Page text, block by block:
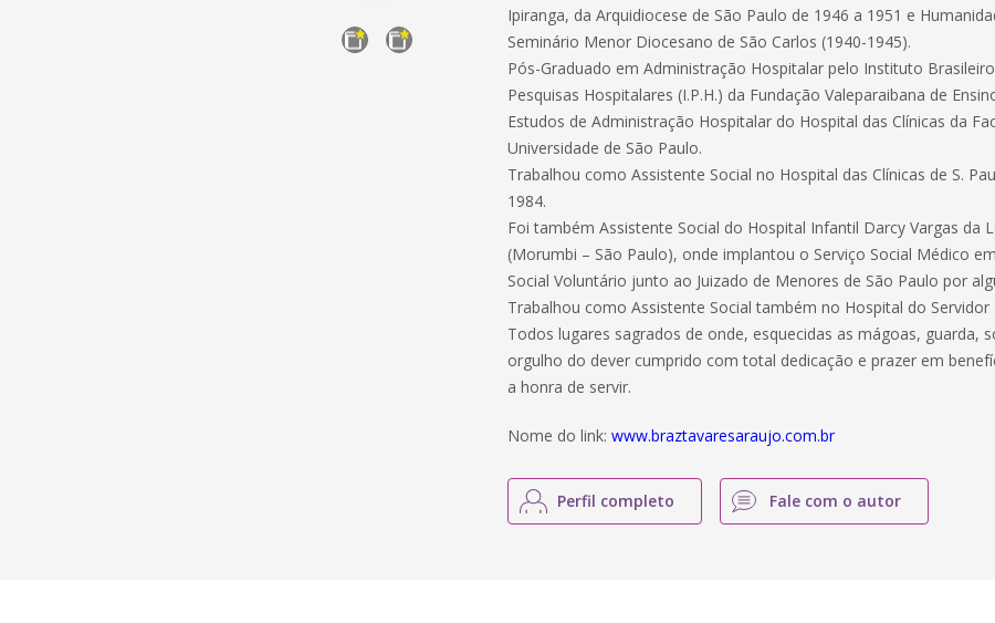
Ipiranga, da Arquidiocese de São Paulo de 1946 a 1951 e
Seminário Menor Diocesano de São Carlos (1940-1945).
Pós-Graduado em Administração Hospitalar pelo Instituto
Pesquisas Hospitalares (I.P.H.) da Fundação Valeparaibana de
Estudos de Administração Hospitalar do Hospital das Clínicas da
Universidade de São Paulo.
Trabalhou como Assistente Social no Hospital das Clínicas de S.
1984.
Foi também Assistente Social do Hospital Infantil Darcy Vargas da
(Morumbi – São Paulo), onde implantou o Serviço Social Médico
Social Voluntário junto ao Juizado de Menores de São Paulo por
Trabalhou como Assistente Social também no Hospital do Servidor
Todos lugares sagrados de onde, esquecidas as mágoas, guarda,
orgulho do dever cumprido com total dedicação e prazer em
a honra de servir.
Nome do link:www.braztavaresaraujo.com.br
Perfil completo Fale com o autor